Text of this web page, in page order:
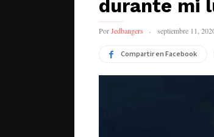
durante mi
PorJedbangers septiembre 11,
Compartir en Facebook